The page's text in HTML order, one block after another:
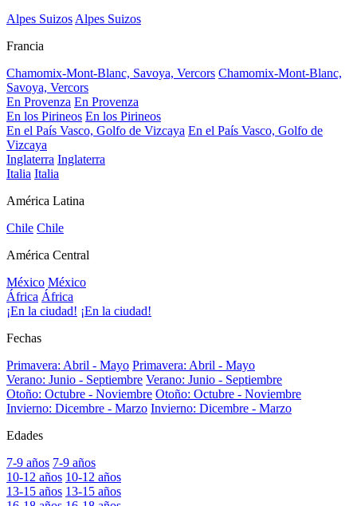
Alpes SuizosAlpes Suizos
Francia
Chamomix-Mont-Blanc, Savoya, Vercors Chamomix-Mont-Blanc,
Savoya, Vercors
En Provenza En Provenza
En los Pirineos En los Pirineos
En el País Vasco, Golfo de Vizcaya En el País Vasco, Golfo de
Vizcaya
Inglaterra Inglaterra
Italia Italia
América Latina
Chile Chile
América Central
México México
África África
¡En la ciudad! ¡En la ciudad!
Fechas
Primavera: Abril - Mayo Primavera: Abril - Mayo
Verano: Junio - Septiembre Verano: Junio - Septiembre
Otoño: Octubre - Noviembre Otoño: Octubre - Noviembre
Invierno: Dicembre - Marzo Invierno: Dicembre - Marzo
Edades
7-9 años 7-9 años
10-12 años 10-12 años
13-15 años 13-15 años